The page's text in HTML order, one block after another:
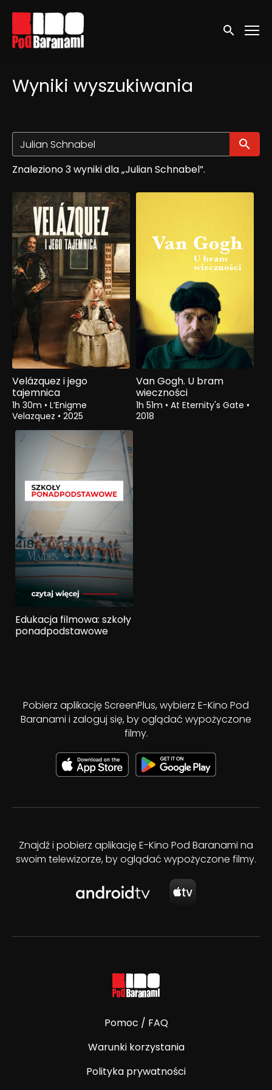
Linki ułatwień dostępu
Wyszukaj
Wyniki wyszukiwania
Znaleziono 3 wyniki dla „Julian Schnabel”.
Velázquez i jego
tajemnica
1h 30m • L’Enigme
Velazquez • 2025
Van Gogh. U bram
wieczności
1h 51m • At Eternity's Gate •
2018
Edukacja filmowa: szkoły
ponadpodstawowe
Pobierz aplikację ScreenPlus, wybierz E-Kino Pod
Baranami i zaloguj się, by oglądać wypożyczone
filmy.
Znajdź i pobierz aplikację E-Kino Pod Baranami na
swoim telewizorze, by oglądać wypożyczone filmy.
Pomoc / FAQ
Warunki korzystania
Polityka prywatności